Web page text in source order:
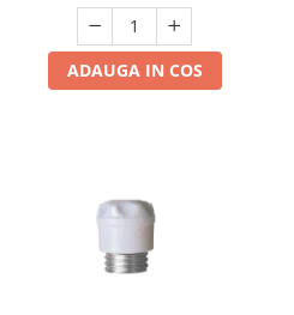
ADAUGA IN COS